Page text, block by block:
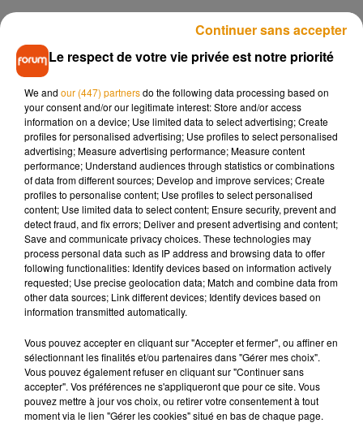
Des indemnisations en cas de retard
Des indemnisations sont également prévues en cas de
retard. Partout dans l’Union Européenne, les entreprises
ferroviaires sont dans l’obligation de rembourser aux
voyageurs 25% du prix du billet si leur train a entre 1 heure et
2 heures de retard à l’arrivée. Le remboursement s'élève
à 50% du prix du billet pour un retard à l’arrivée de plus de 2
heures. Des remboursements qui prennent la forme d’un
virement bancaire.
Pour certains trains, la SNCF propose aussi des bons
d’achat en cas de retard allant de 30 minutes à 1 heure.
Les demandes d’indemnisation sont à faire surle site de la
SNCF, mais attention, il faut s’accrocher puisque vous allez
être renvoyé sur plusieurs sites, avant enfin de pouvoir faire
la demande, ce que dénoncent d’ailleurs des associations
d’usagers. En France, près de 2 passagers sur 3 ne
demandent jamais leur indemnisation en cas de retard de
leur train.
Le respect de votre vie privée est notre priorité
We and our (447) partnersdo the following data processing based on
your consent and/or our legitimate interest: Store and/or access
information on a device; Use limited data to select advertising; Create
profiles for personalised advertising; Use profiles to select personalised
advertising; Measure advertising performance; Measure content
performance; Understand audiences through statistics or combinations
of data from different sources; Develop and improve services; Create
profiles to personalise content; Use profiles to select personalised
content; Use limited data to select content; Ensure security, prevent and
detect fraud, and fix errors; Deliver and present advertising and content;
Save and communicate privacy choices. These technologies may
process personal data such as IP address and browsing data to offer
following functionalities: Identify devices based on information actively
requested; Use precise geolocation data; Match and combine data from
other data sources; Link different devices; Identify devices based on
information transmitted automatically.
Vous pouvez accepter en cliquant sur "Accepter et fermer", ou affiner en
sélectionnant les finalités et/ou partenaires dans "Gérer mes choix".
Vous pouvez également refuser en cliquant sur "Continuer sans
accepter". Vos préférences ne s'appliqueront que pour ce site. Vous
pouvez mettre à jour vos choix, ou retirer votre consentement à tout
moment via le lien "Gérer les cookies" situé en bas de chaque page.
Continuer sans accepter